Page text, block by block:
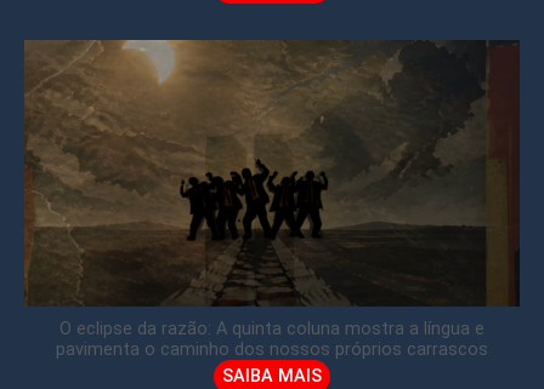
O eclipse da razão: A quinta coluna mostra a língua e
pavimenta o caminho dos nossos próprios carrascos
SAIBA MAIS